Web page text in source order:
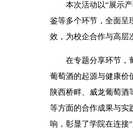
本次活动以“展示
鉴等多个环节，全面呈
效，为校企合作与高层
在专题分享环节，
葡萄酒的起源与健康价
陕西桥畔、威龙葡萄酒
等方面的合作成果与实
响，彰显了学院在连接